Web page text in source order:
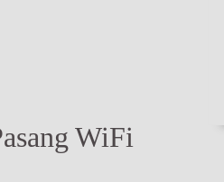
WiFi